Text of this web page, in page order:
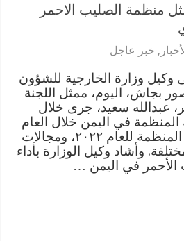
منظمة الصليب الاحمر
, خبر عاجل
وكيل وزارة الخارجية للشؤون
بجاش، اليوم، ممثل اللجنة
عبدالله سعيد، جرى خلال
في اليمن خلال العام
الحالي وخطة وبرامج المنظمة للعام ٢٠٢٢، ومجالات
وأشاد وكيل الوزارة بأداء
الأحمر في اليمن …